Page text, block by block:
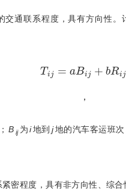
交通联系程度，具有方向性
aBi b Rij
，
B ij 为 i地到 j地的汽车客运班次
密程度，具有非方向性、综